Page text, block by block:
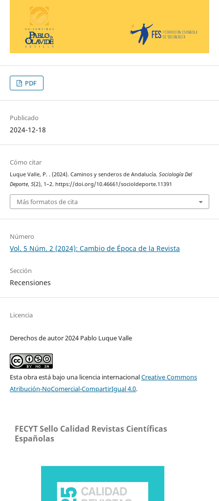
PDF
Publicado
2024-12-18
Cómo citar
Luque Valle, P. . (2024). Caminos y senderos de Andalucía. Sociología Del
Deporte, 5(2), 1–2. https://doi.org/10.46661/socioldeporte.11391
Más formatos de cita
Número
Vol. 5 Núm. 2 (2024): Cambio de Época de la Revista
Sección
Recensiones
Licencia
Derechos de autor 2024 Pablo Luque Valle
Esta obra está bajo una licencia internacionalCreative Commons
Atribución-NoComercial-CompartirIgual 4.0.
FECYT Sello Calidad Revistas Científicas
Españolas